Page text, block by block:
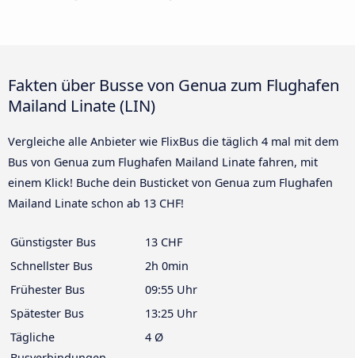
Fakten über Busse von Genua zum Flughafen
Mailand Linate (LIN)
Vergleiche alle Anbieter wie FlixBus die täglich 4 mal mit dem
Bus von Genua zum Flughafen Mailand Linate fahren, mit
einem Klick! Buche dein Busticket von Genua zum Flughafen
Mailand Linate schon ab 13 CHF!
Günstigster Bus
13 CHF
Schnellster Bus
2h 0min
Frühester Bus
09:55 Uhr
Spätester Bus
13:25 Uhr
Tägliche
4 Ø